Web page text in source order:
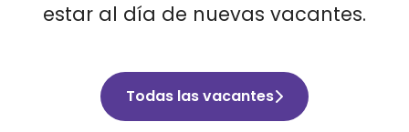
estar al día de nuevas vacantes.
Todas las vacantes